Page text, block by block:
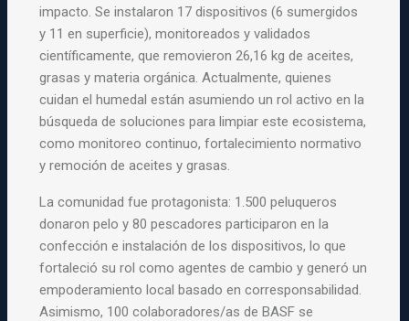
impacto. Se instalaron 17 dispositivos (6 sumergidos
y 11 en superficie), monitoreados y validados
científicamente, que removieron 26,16 kg de aceites,
grasas y materia orgánica. Actualmente, quienes
cuidan el humedal están asumiendo un rol activo en la
búsqueda de soluciones para limpiar este ecosistema,
como monitoreo continuo, fortalecimiento normativo
y remoción de aceites y grasas.
La comunidad fue protagonista: 1.500 peluqueros
donaron pelo y 80 pescadores participaron en la
confección e instalación de los dispositivos, lo que
fortaleció su rol como agentes de cambio y generó un
empoderamiento local basado en corresponsabilidad.
Asimismo, 100 colaboradores/as de BASF se